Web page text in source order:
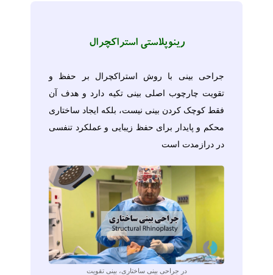
رینوپلاستی استراکچرال
جراحی بینی با روش استراکچرال بر حفظ و
تقویت چارچوب اصلی بینی تکیه دارد و هدف آن
فقط کوچک کردن بینی نیست، بلکه ایجاد ساختاری
محکم و پایدار برای حفظ زیبایی و عملکرد تنفسی
در درازمدت است
در جراحی بینی ساختاری، بینی تقویت